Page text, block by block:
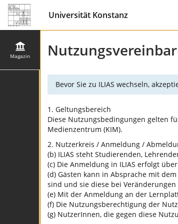
Universität Konstanz
Magazin
Bevor Sie zu ILIAS wechseln,
1. Geltungsbereich
Diese Nutzungsbedingungen gelten
Medienzentrum (KIM).
2. Nutzerkreis / Anmeldung /
(b) ILIAS steht Studierenden,
(c) Die Anmeldung in ILIAS erfolgt
(d) Gästen kann in Absprache mit
sind und sie diese bei
(e) Mit der Anmeldung an der
(f) Die Nutzungsberechtigung der
(g) NutzerInnen, die gegen diese